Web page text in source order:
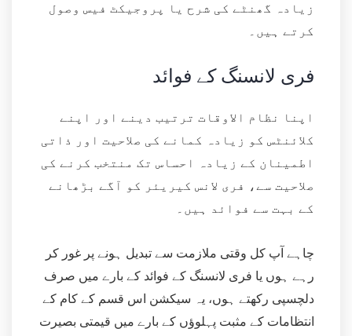
زیادہ گھنٹے کی شرح یا پروجیکٹ فیس وصول
کرتے ہیں۔
فری لانسنگ کے فوائد
اپنا نظام الاوقات ترتیب دینے اور اپنے
کلائنٹس کو زیادہ کمانے کی صلاحیت اور ذاتی
اطمینان کے زیادہ احساس تک منتخب کرنے کی
صلاحیت سے، فری لانس کیریئر کو آگے بڑھانے
کے بہت سے فوائد ہیں۔
چاہے آپ کل وقتی ملازمت سے تبدیل ہونے پر غور کر
رہے ہوں یا فری لانسنگ کے فوائد کے بارے میں صرف
دلچسپی رکھتے ہوں، یہ سیکشن اس قسم کے کام کے
انتظامات کے مثبت پہلوؤں کے بارے میں قیمتی بصیرت